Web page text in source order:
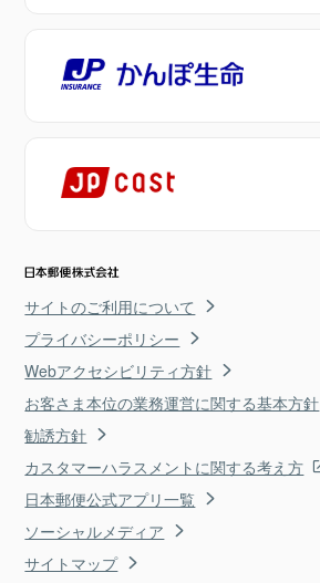
サイトのご利用について
プライバシーポリシー
Webアクセシビリティ方針
お客さま本位の業務運営に関する基本方針
勧誘方針
カスタマーハラスメントに関する考え方
日本郵便公式アプリ一覧
ソーシャルメディア
サイトマップ